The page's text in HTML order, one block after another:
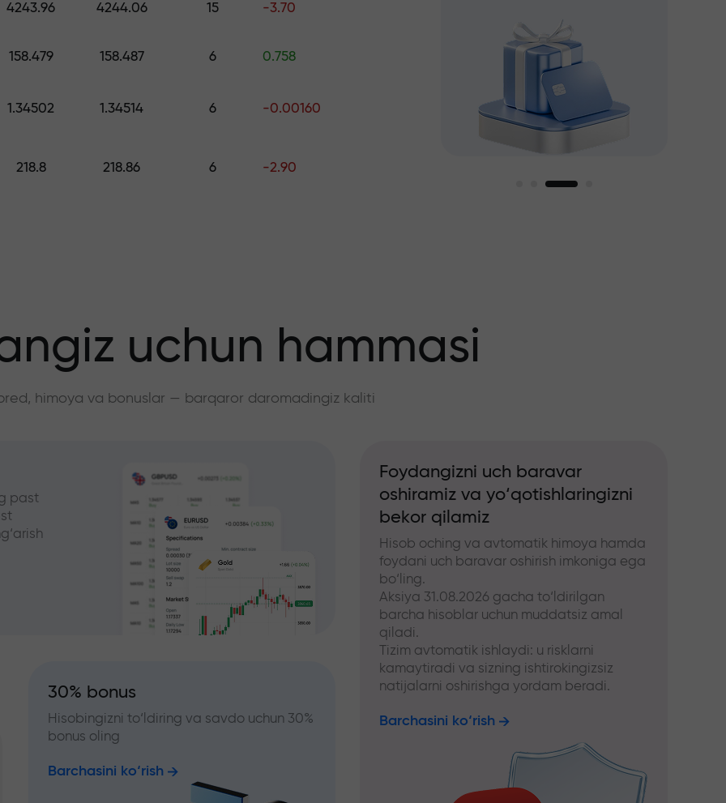
— foydangiz
— bozordagi
4243.96 4244.06 15 -3.70
158.479 158.487 6 0.758
1.34502 1.34514 6 -0.00160
218.8 218.86 6 -2.90
uchun hammasi
himoya va bonuslar — barqaror daromadingiz kaliti
past
30% bonus
Hisobingizni to‘ldiring va savdo uchun 30%
bonus oling
Barchasini ko‘rish
Foydangizni uch baravar
oshiramiz va yo‘qotishlaringizni
bekor qilamiz
Hisob oching va avtomatik himoya hamda
foydani uch baravar oshirish imkoniga ega
bo‘ling.
Aksiya 31.08.2026 gacha to‘ldirilgan
barcha hisoblar uchun muddatsiz amal
qiladi.
Tizim avtomatik ishlaydi: u risklarni
kamaytiradi va sizning ishtirokingizsiz
natijalarni oshirishga yordam beradi.
Barchasini ko‘rish